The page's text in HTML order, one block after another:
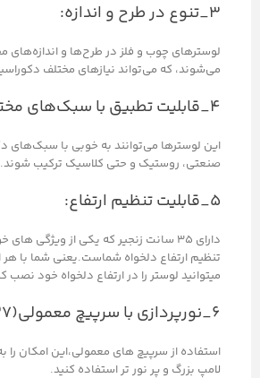
۳_تنوع در طرح و اندازه:
لوسترهای چوب و فلز در طرح‌ها و اندازه‌های
می‌شوند، که می‌تواند نیازهای مختلف
۴_قابلیت تطبیق با سبک‌های مختلف:
این لوسترها می‌توانند به خوبی با سبک‌های
صنعتی، روستیک و حتی کلاسیک ترکیب شوند.
۵_قابلیت تنظیم ارتفاع:
دارای 35 سانت زنجیر که یکی از ویژگی
تنظیم ارتفاع دلخواه شماست.یعنی شما با هر
میتوانید لوستر را در ارتفاع دلخواه خود نصب
۶_نورپردازی با سرپیچ معمولی(E27):
استفاده از سرپیچ های معمولی،این امکان را
لامپ بزرگ و پر نور تر استفاده کنید.